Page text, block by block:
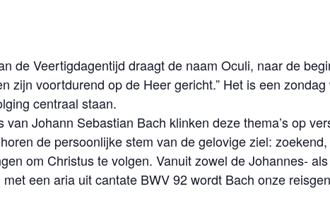
de Veertigdagentijd draagt de naam Oculi, naar de
zijn voortdurend op de Heer gericht.” Het is een zondag
centraal staan.
van Johann Sebastian Bach klinken deze thema’s op
de persoonlijke stem van de gelovige ziel:
om Christus te volgen. Vanuit zowel de Johannes-
een aria uit cantate BWV 92 wordt Bach onze